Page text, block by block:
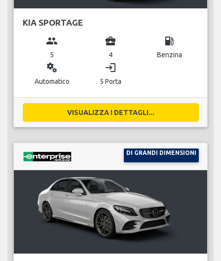
KIA SPORTAGE
group
5
business_center
4
local_gas_station
Benzina
miscellaneous_services
Automatico
login
5 Porta
VISUALIZZA I DETTAGLI...
DI GRANDI DIMENSIONI